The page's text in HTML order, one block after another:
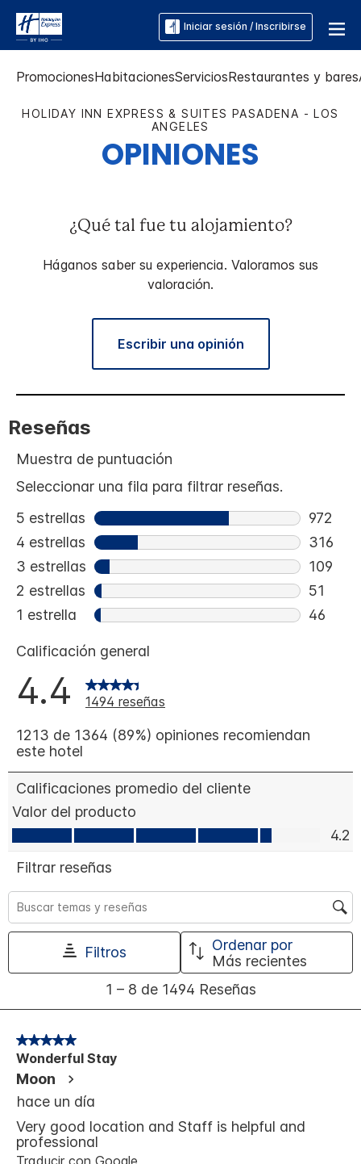
Iniciar sesión / Inscribirse
PromocionesHabitacionesServiciosRestaurantes y bares
HOLIDAY INN EXPRESS & SUITES PASADENA - LOS
ANGELES
OPINIONES
¿Qué tal fue tu alojamiento?
Háganos saber su experiencia. Valoramos sus
valoración.
Escribir una opinión